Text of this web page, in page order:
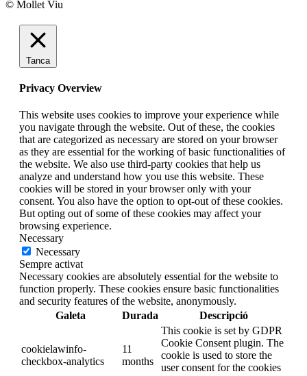
© Mollet Viu
Tanca
Privacy Overview
This website uses cookies to improve your experience while
you navigate through the website. Out of these, the cookies
that are categorized as necessary are stored on your browser
as they are essential for the working of basic functionalities of
the website. We also use third-party cookies that help us
analyze and understand how you use this website. These
cookies will be stored in your browser only with your
consent. You also have the option to opt-out of these cookies.
But opting out of some of these cookies may affect your
browsing experience.
Necessary
Necessary
Sempre activat
Necessary cookies are absolutely essential for the website to
function properly. These cookies ensure basic functionalities
and security features of the website, anonymously.
Galeta
Durada Descripció
cookielawinfo-
checkbox-analytics
11
months
This cookie is set by GDPR
Cookie Consent plugin. The
cookie is used to store the
user consent for the cookies